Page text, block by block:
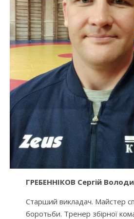
ГРЕБЕННІКОВ Сергій
Старший викладач. Майстер
боротьби. Тренер збірної